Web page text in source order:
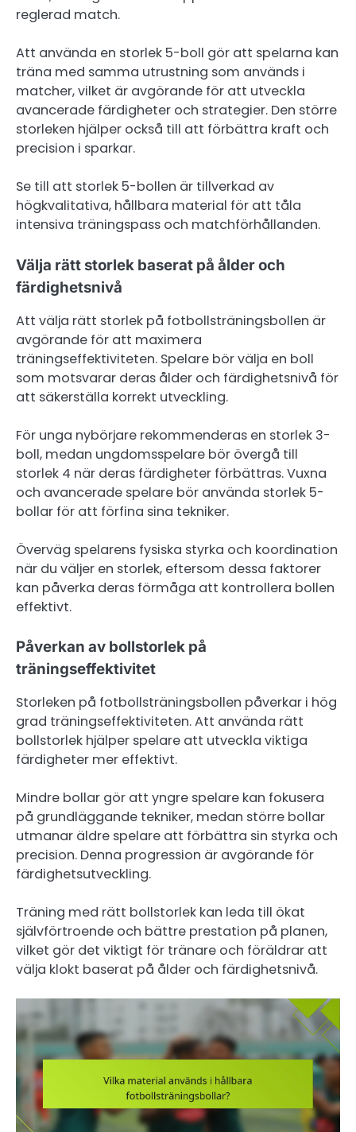
reglerad match.
Att använda en storlek 5-boll gör att spelarna kan
träna med samma utrustning som används i
matcher, vilket är avgörande för att utveckla
avancerade färdigheter och strategier. Den större
storleken hjälper också till att förbättra kraft och
precision i sparkar.
Se till att storlek 5-bollen är tillverkad av
högkvalitativa, hållbara material för att tåla
intensiva träningspass och matchförhållanden.
Välja rätt storlek baserat på ålder och
färdighetsnivå
Att välja rätt storlek på fotbollsträningsbollen är
avgörande för att maximera
träningseffektiviteten. Spelare bör välja en boll
som motsvarar deras ålder och färdighetsnivå för
att säkerställa korrekt utveckling.
För unga nybörjare rekommenderas en storlek 3-
boll, medan ungdomsspelare bör övergå till
storlek 4 när deras färdigheter förbättras. Vuxna
och avancerade spelare bör använda storlek 5-
bollar för att förfina sina tekniker.
Överväg spelarens fysiska styrka och koordination
när du väljer en storlek, eftersom dessa faktorer
kan påverka deras förmåga att kontrollera bollen
effektivt.
Påverkan av bollstorlek på
träningseffektivitet
Storleken på fotbollsträningsbollen påverkar i hög
grad träningseffektiviteten. Att använda rätt
bollstorlek hjälper spelare att utveckla viktiga
färdigheter mer effektivt.
Mindre bollar gör att yngre spelare kan fokusera
på grundläggande tekniker, medan större bollar
utmanar äldre spelare att förbättra sin styrka och
precision. Denna progression är avgörande för
färdighetsutveckling.
Träning med rätt bollstorlek kan leda till ökat
självförtroende och bättre prestation på planen,
vilket gör det viktigt för tränare och föräldrar att
välja klokt baserat på ålder och färdighetsnivå.